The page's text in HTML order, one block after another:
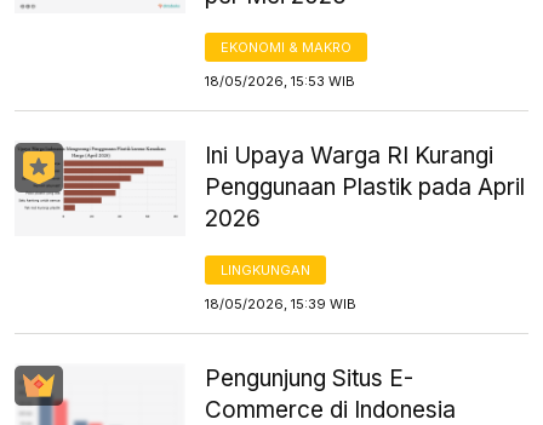
EKONOMI & MAKRO
18/05/2026, 15:53 WIB
Ini Upaya Warga RI Kurangi
Penggunaan Plastik pada April
2026
LINGKUNGAN
18/05/2026, 15:39 WIB
Pengunjung Situs E-
Commerce di Indonesia